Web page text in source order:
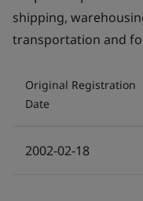
shipping,
transportation and
Original Registration
Date
2002-02-18